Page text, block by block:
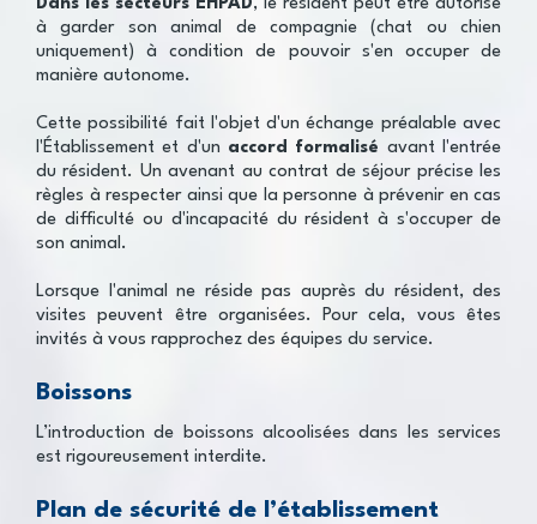
Dans les secteurs EHPAD, le résident peut être autorisé
à garder son animal de compagnie (chat ou chien
uniquement) à condition de pouvoir s'en occuper de
manière autonome.
Cette possibilité fait l'objet d'un échange préalable avec
l'Établissement et d'un accord formalisé avant l'entrée
du résident. Un avenant au contrat de séjour précise les
règles à respecter ainsi que la personne à prévenir en cas
de difficulté ou d'incapacité du résident à s'occuper de
son animal.
Lorsque l'animal ne réside pas auprès du résident, des
visites peuvent être organisées. Pour cela, vous êtes
invités à vous rapprochez des équipes du service.
Boissons
L’introduction de boissons alcoolisées dans les services
est rigoureusement interdite.
Plan de sécurité de l’établissement